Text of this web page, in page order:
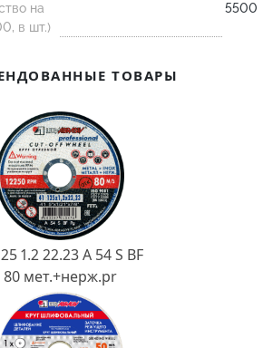
смесь
на
в шт.)
5500
ТОВАРЫ
1.2 22.23 A 54 S BF
80 мет.+нерж.pr